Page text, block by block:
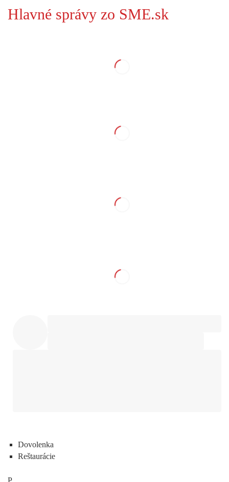
Hlavné správy zo SME.sk
Dovolenka
Reštaurácie